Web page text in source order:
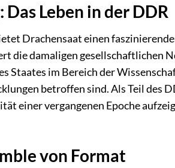
Leben in der DDR
Drachensaat einen
die damaligen gesellschaftlichen
Staates im Bereich der
betroffen sind. Als Teil des
einer vergangenen Epoche
von Format